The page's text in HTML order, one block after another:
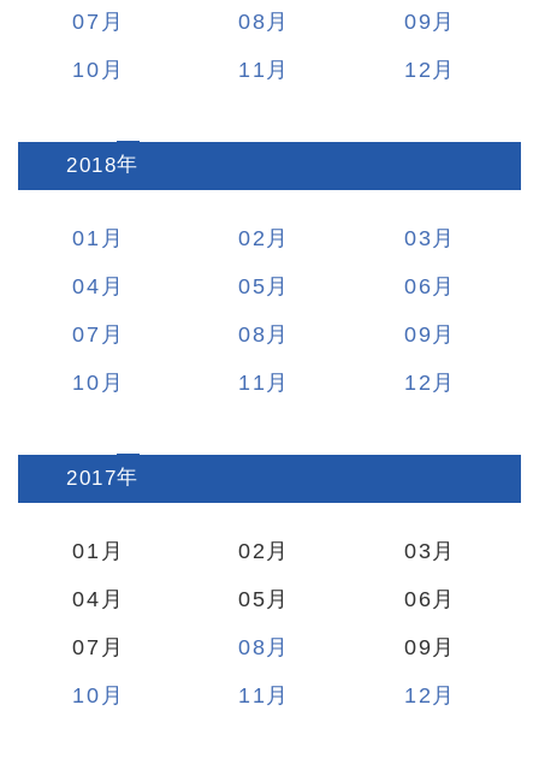
07
08
09
10
11 12
2018:
01 02
03
04
05
06
07
08
09
10
11 12
2017:
01 02
03
04
05
06
07
08
09
10
11 12